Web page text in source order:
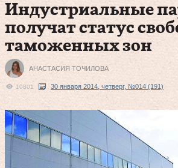
Индустриальные
получат статус
таможенных зон
АНАСТАСИЯ ТОЧИЛОВА
10801 30 января 2014, четверг, №014 (191)